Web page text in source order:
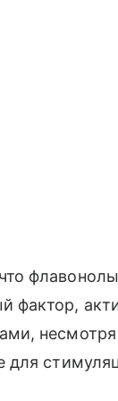
фактор,
для